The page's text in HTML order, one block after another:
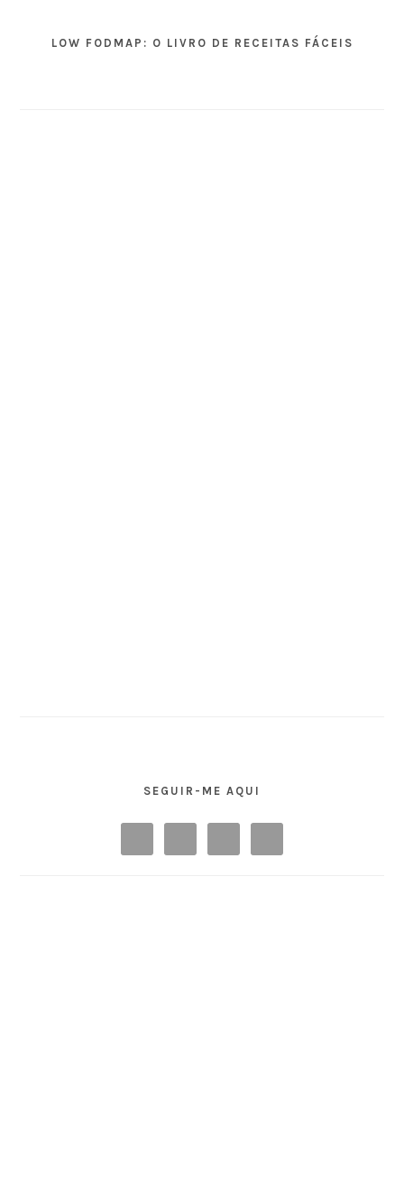
LOW FODMAP: O LIVRO DE RECEITAS FÁCEIS
SEGUIR-ME AQUI